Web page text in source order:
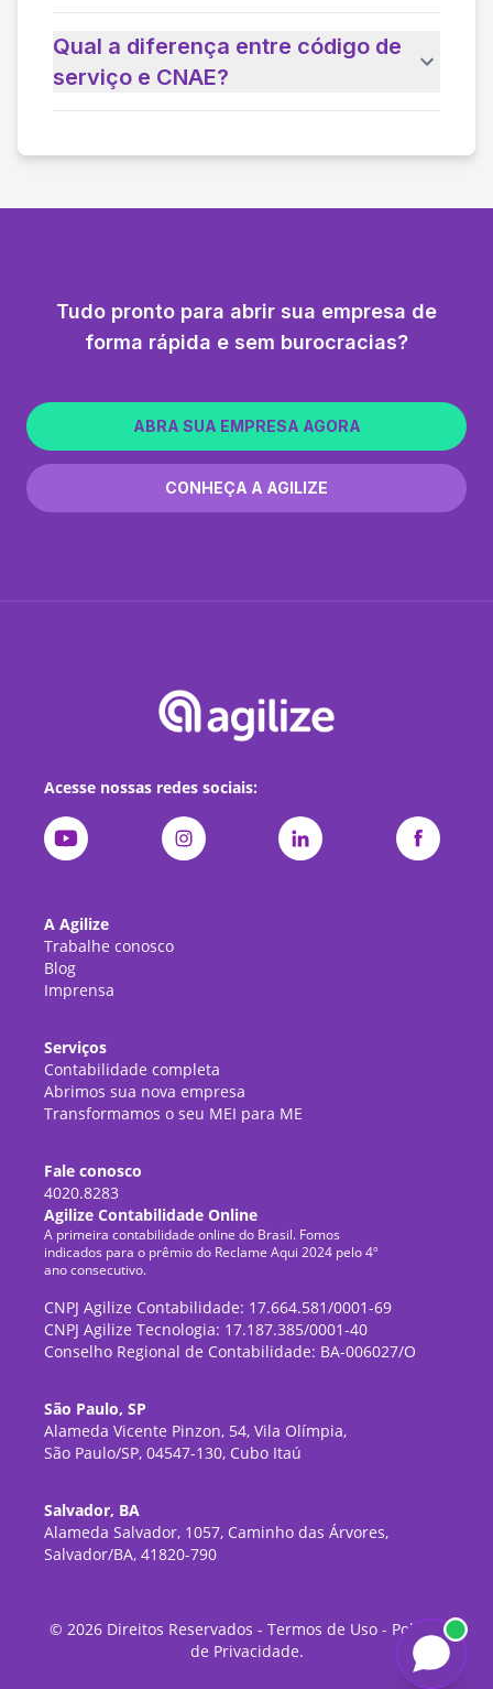
Qual a diferença entre código de
serviço e CNAE?
Tudo pronto para abrir sua empresa de
forma rápida e sem burocracias?
ABRA SUA EMPRESA AGORA
CONHEÇA A AGILIZE
Acesse nossas redes sociais:
A Agilize
Trabalhe conosco
Blog
Imprensa
Serviços
Contabilidade completa
Abrimos sua nova empresa
Transformamos o seu MEI para ME
Fale conosco
4020.8283
Agilize Contabilidade Online
A primeira contabilidade online do Brasil. Fomos
indicados para o prêmio do Reclame Aqui 2024 pelo 4º
ano consecutivo.
CNPJ Agilize Contabilidade: 17.664.581/0001-69
CNPJ Agilize Tecnologia: 17.187.385/0001-40
Conselho Regional de Contabilidade: BA-006027/O
São Paulo, SP
Alameda Vicente Pinzon, 54, Vila Olímpia,
São Paulo/SP, 04547-130, Cubo Itaú
Salvador, BA
Alameda Salvador, 1057, Caminho das Árvores,
Salvador/BA, 41820-790
© 2026Direitos Reservados - Termos de Uso- Política
de Privacidade.